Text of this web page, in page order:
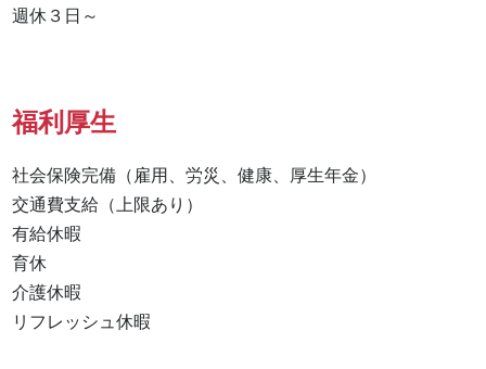
福利厚生
社会保険完備（雇用、労災、健康、厚生年金）
交通費支給（上限あり）
有給休暇
育休
介護休暇
リフレッシュ休暇